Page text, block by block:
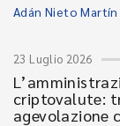
Adán Nieto Martín
23 Luglio 2026
criptovalute:
agevolazione